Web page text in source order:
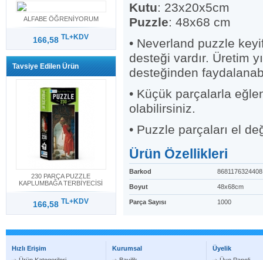
ALFABE ÖĞRENİYORUM
166,58 TL+KDV
Tavsiye Edilen Ürün
230 PARÇA PUZZLE
KAPLUMBAĞA TERBİYECİSİ
166,58 TL+KDV
Kutu: 23x20x5cm
Puzzle: 48x68 cm
• Neverland puzzle
desteği vardır. Üretim
desteğinden
• Küçük parçalarla
olabilirsiniz.
• Puzzle parçaları el
Ürün Özellikleri
Barkod 8681176324408
Boyut 48x68cm
Parça Sayısı 1000
Hızlı Erişim
Kurumsal
Üyelik